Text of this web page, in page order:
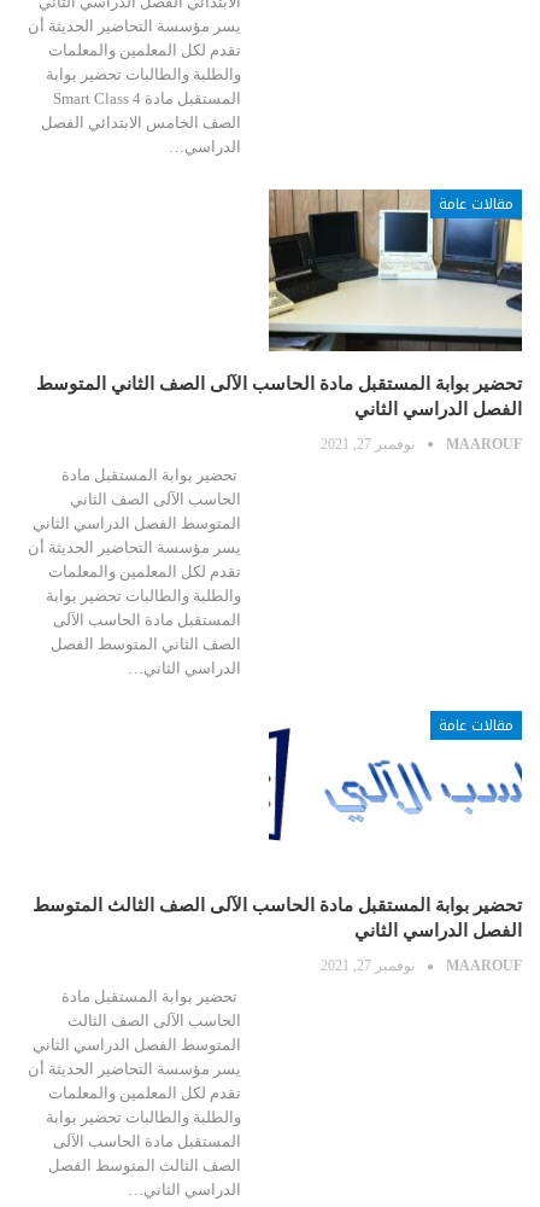
يسر مؤسسة التحاضير الحديثة أن
تقدم لكل المعلمين والمعلمات
والطلبة والطالبات تحضير بوابة
المستقبل مادة Smart Class 4
الصف الخامس الابتدائي الفصل
الدراسي…
مقالات عامة
تحضير بوابة المستقبل مادة الحاسب الآلى الصف الثاني المتوسط
الفصل الدراسي الثاني
MAAROUF نوفمبر 27, 2021
تحضير بوابة المستقبل مادة
الحاسب الآلى الصف الثاني
المتوسط الفصل الدراسي الثاني
يسر مؤسسة التحاضير الحديثة أن
تقدم لكل المعلمين والمعلمات
والطلبة والطالبات تحضير بوابة
المستقبل مادة الحاسب الآلى
الصف الثاني المتوسط الفصل
الدراسي الثاني…
مقالات عامة
تحضير بوابة المستقبل مادة الحاسب الآلى الصف الثالث المتوسط
الفصل الدراسي الثاني
MAAROUF نوفمبر 27, 2021
تحضير بوابة المستقبل مادة
الحاسب الآلى الصف الثالث
المتوسط الفصل الدراسي الثاني
يسر مؤسسة التحاضير الحديثة أن
تقدم لكل المعلمين والمعلمات
والطلبة والطالبات تحضير بوابة
المستقبل مادة الحاسب الآلى
الصف الثالث المتوسط الفصل
الدراسي الثاني…